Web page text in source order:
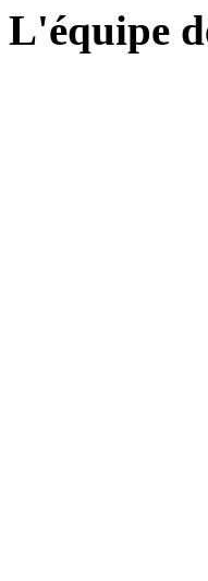
L'équipe